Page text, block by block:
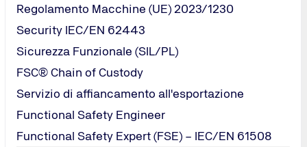
Regolamento Macchine (UE) 2023/1230
Security IEC/EN 62443
Sicurezza Funzionale (SIL/PL)
FSC® Chain of Custody
Servizio di affiancamento all'esportazione
Functional Safety Engineer
Functional Safety Expert (FSE) – IEC/EN 61508
ISO 14001 e ISO 45001;